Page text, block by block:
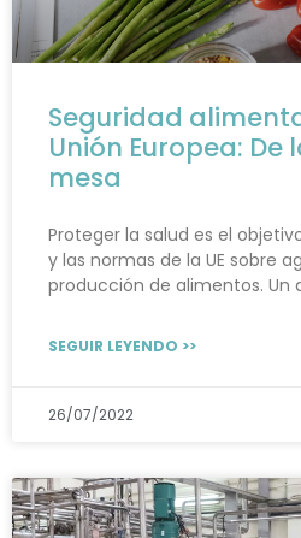
Seguridad
Unión Europea:
mesa
Proteger la salud es el
y las normas de la UE sobre
producción de alimentos. Un
SEGUIR LEYENDO >>
26/07/2022